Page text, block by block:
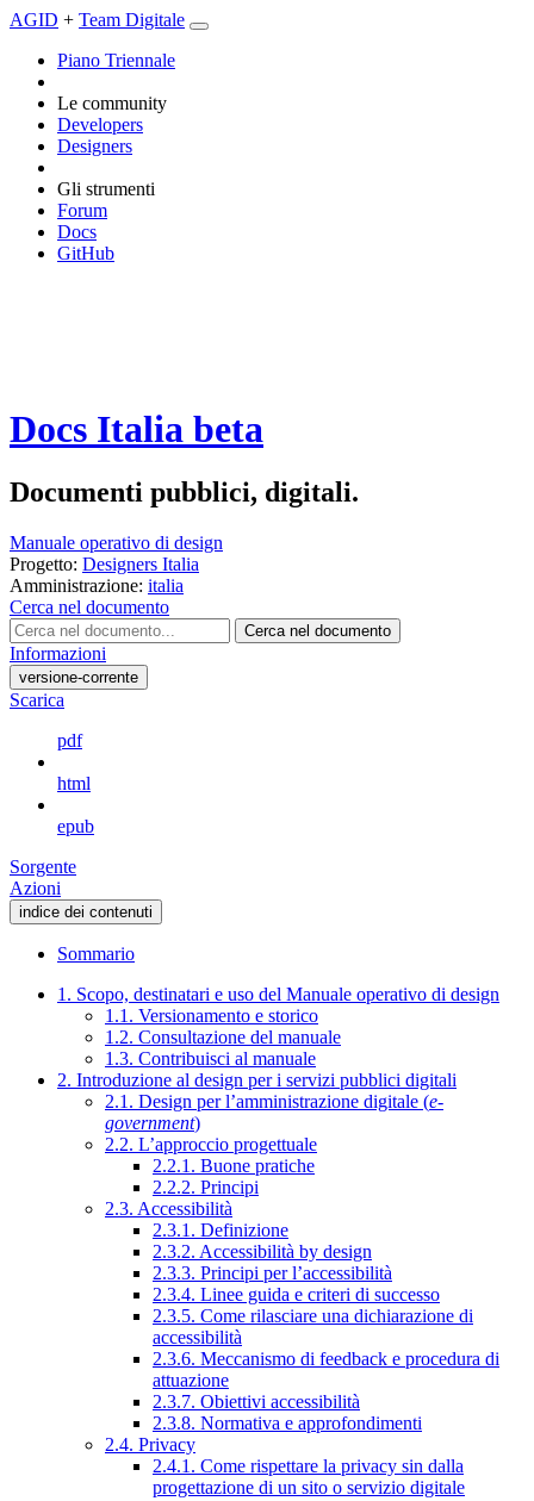
AGID + Team Digitale
Piano Triennale
Le community
Developers
Designers
Gli strumenti
Forum
Docs
GitHub
Docs Italia beta
Documenti pubblici, digitali.
Manuale operativo di design
Progetto: Designers Italia
Amministrazione: italia
Cerca nel documento
Cerca nel documento
Informazioni
versione-corrente
Scarica
pdf
html
epub
Sorgente
Azioni
indice dei contenuti
Sommario
1. Scopo, destinatari e uso del Manuale operativo di design
1.1. Versionamento e storico
1.2. Consultazione del manuale
1.3. Contribuisci al manuale
2. Introduzione al design per i servizi pubblici digitali
2.1. Design per l’amministrazione digitale (e-
government)
2.2. L’approccio progettuale
2.2.1. Buone pratiche
2.2.2. Principi
2.3. Accessibilità
2.3.1. Definizione
2.3.2. Accessibilità by design
2.3.3. Principi per l’accessibilità
2.3.4. Linee guida e criteri di successo
2.3.5. Come rilasciare una dichiarazione di
accessibilità
2.3.6. Meccanismo di feedback e procedura di
attuazione
2.3.7. Obiettivi accessibilità
2.3.8. Normativa e approfondimenti
2.4. Privacy
2.4.1. Come rispettare la privacy sin dalla
progettazione di un sito o servizio digitale